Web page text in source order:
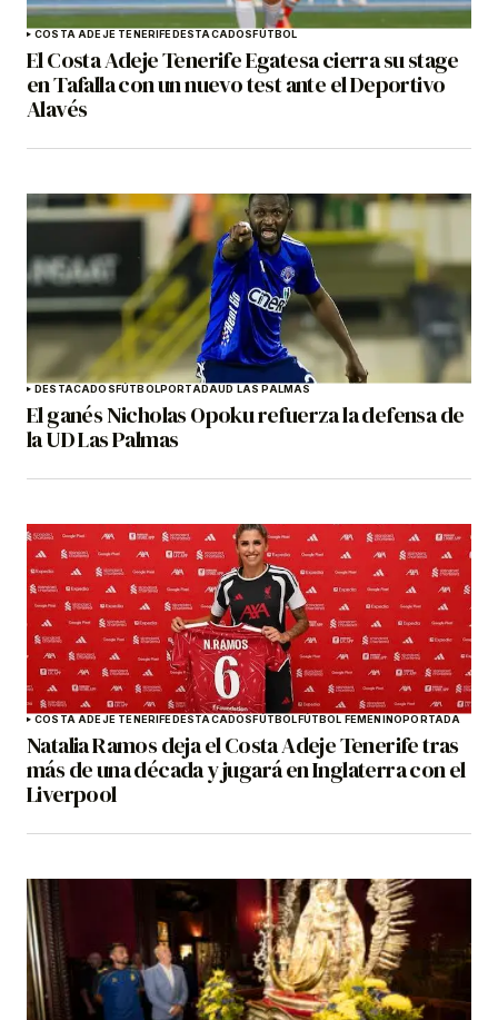
COSTA ADEJE TENERIFEDESTACADOSFÚTBOL
El Costa Adeje Tenerife Egatesa cierra su stage
en Tafalla con un nuevo test ante el Deportivo
Alavés
DESTACADOSFÚTBOLPORTADAUD LAS PALMAS
El ganés Nicholas Opoku refuerza la defensa de
la UD Las Palmas
COSTA ADEJE TENERIFEDESTACADOSFÚTBOLFÚTBOL FEMENINOPORTADA
Natalia Ramos deja el Costa Adeje Tenerife tras
más de una década y jugará en Inglaterra con el
Liverpool